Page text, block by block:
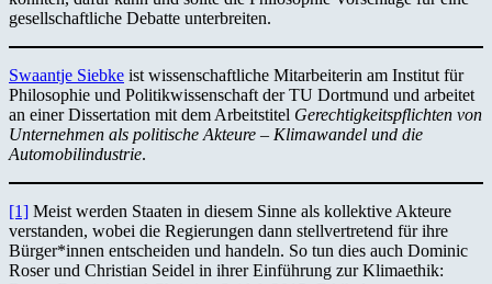
gesellschaftliche Debatte unterbreiten.
Swaantje Siebke ist wissenschaftliche Mitarbeiterin am Institut für
Philosophie und Politikwissenschaft der TU Dortmund und arbeitet
an einer Dissertation mit dem Arbeitstitel Gerechtigkeitspflichten von
Unternehmen als politische Akteure – Klimawandel und die
Automobilindustrie.
[1] Meist werden Staaten in diesem Sinne als kollektive Akteure
verstanden, wobei die Regierungen dann stellvertretend für ihre
Bürger*innen entscheiden und handeln. So tun dies auch Dominic
Roser und Christian Seidel in ihrer Einführung zur Klimaethik: